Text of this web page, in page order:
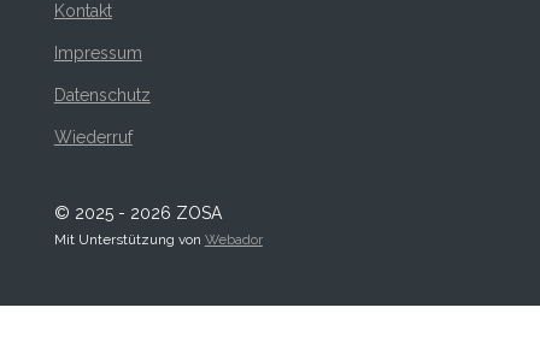
Kontakt
Impressum
Datenschutz
Wiederruf
© 2025 - 2026 ZOSA
Mit Unterstützung von Webador